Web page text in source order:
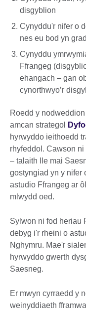
disgyblion
Cynyddu'r nifer o
nes eu bod yn
Cynyddu
Ffrangeg
ehangach – gan
cynorthwyo’r
Roedd y
amcan strategol
hyrwyddo ieithoedd
rhyfeddol. Cawson
– talaith lle mai
gostyngiad yn y nifer
astudio Ffrangeg ar
mlwydd oed.
Sylwon ni fod heriau
debyg i'r rheini o
Nghymru. Mae'r
hyrwyddo gwerth
Saesneg.
Er mwyn cyrraedd y
weinyddiaeth